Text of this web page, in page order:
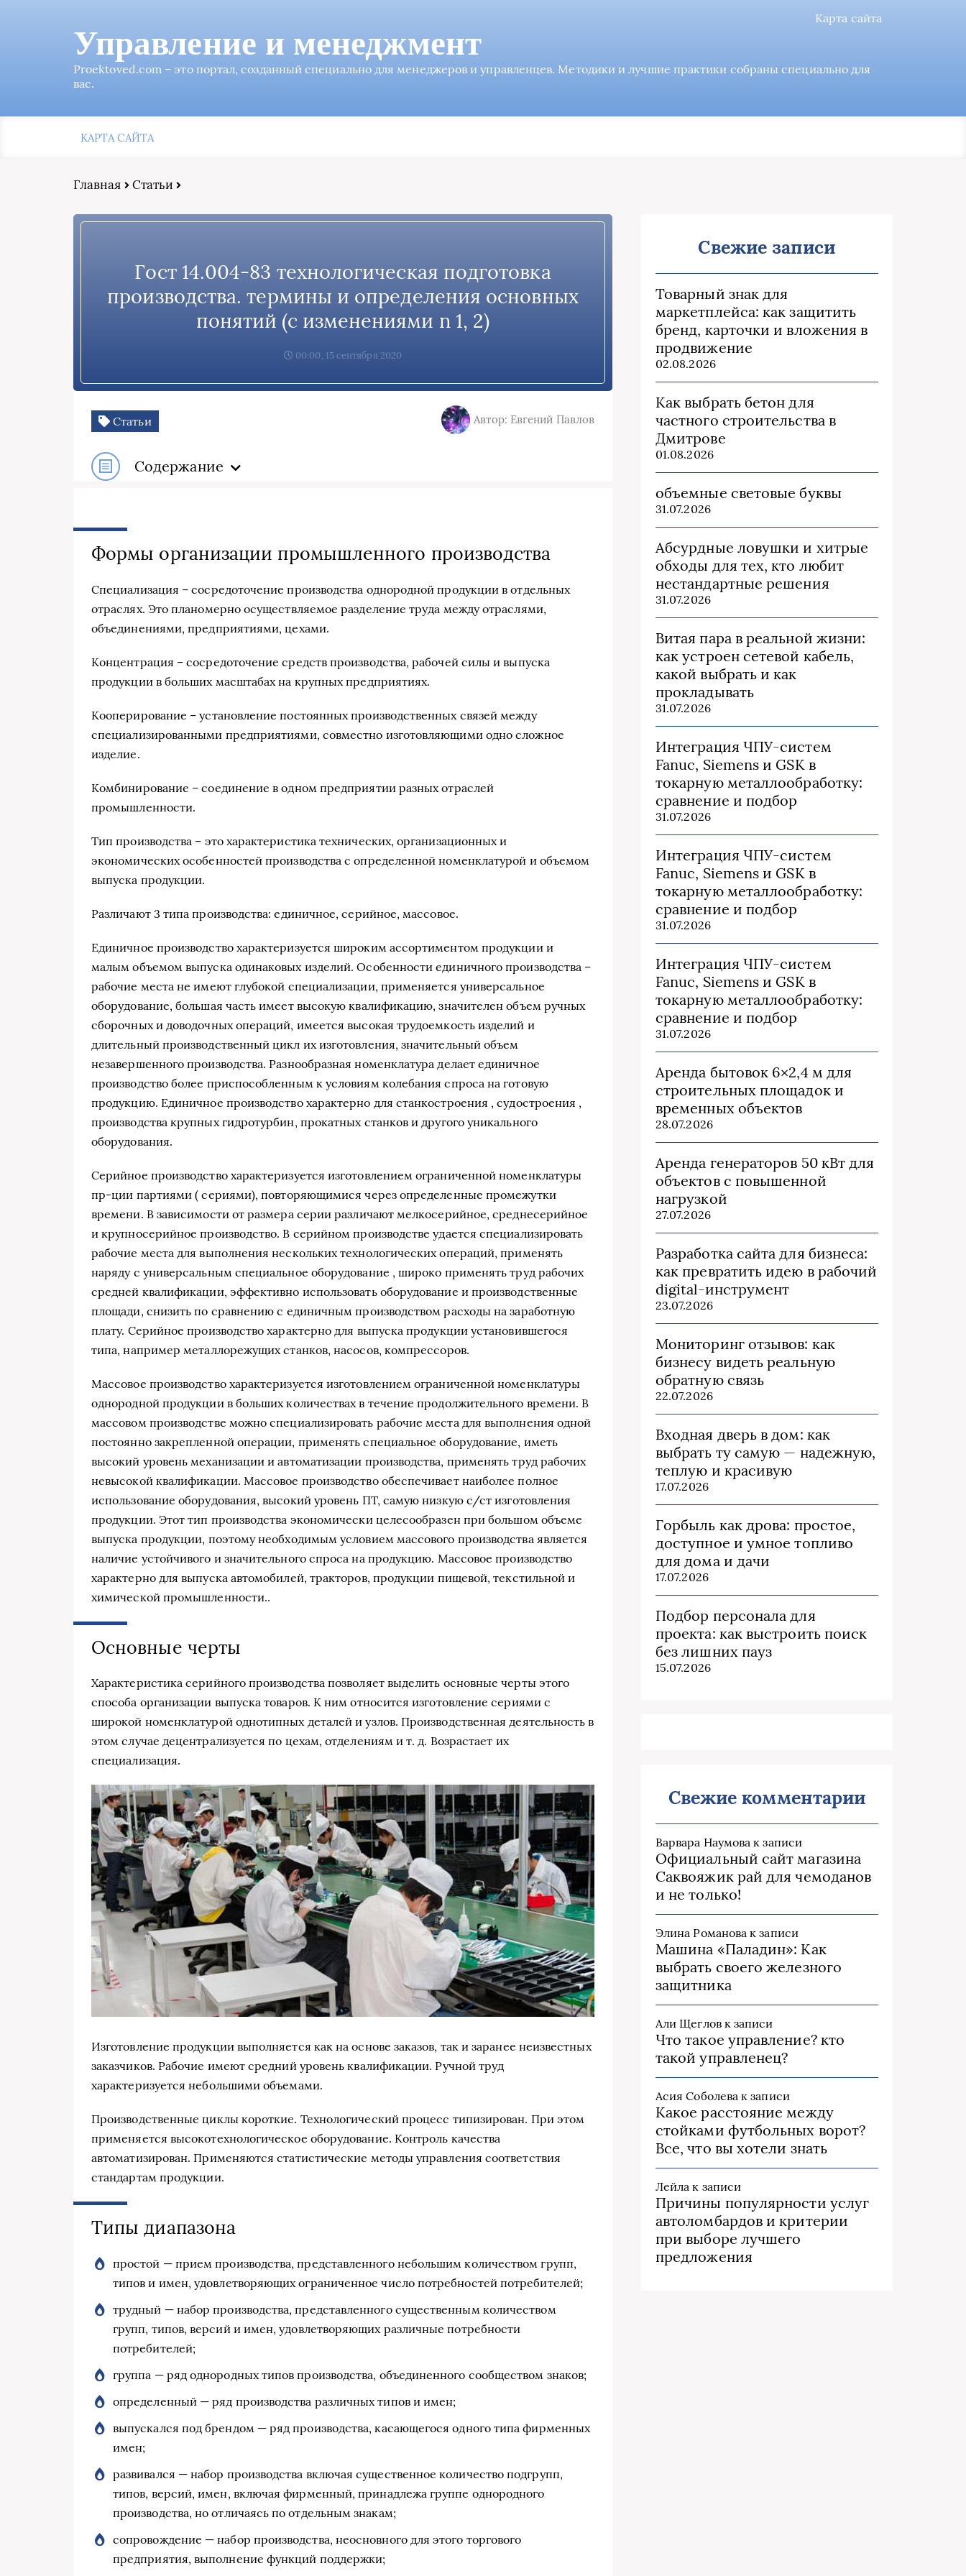
Карта сайта
Управление и менеджмент
Proektoved.com – это портал, созданный специально для менеджеров и управленцев. Методики и лучшие практики собраны специально для
вас.
КАРТА САЙТА
Главная Статьи
Гост 14.004-83 технологическая подготовка
производства. термины и определения основных
понятий (с изменениями n 1, 2)
00:00, 15 сентября 2020
Статьи Автор: Евгений Павлов
Содержание
Формы организации промышленного производства
Специализация – сосредоточение производства однородной продукции в отдельных
отраслях. Это планомерно осуществляемое разделение труда между отраслями,
объединениями, предприятиями, цехами.
Концентрация – сосредоточение средств производства, рабочей силы и выпуска
продукции в больших масштабах на крупных предприятиях.
Кооперирование – установление постоянных производственных связей между
специализированными предприятиями, совместно изготовляющими одно сложное
изделие.
Комбинирование – соединение в одном предприятии разных отраслей
промышленности.
Тип производства – это характеристика технических, организационных и
экономических особенностей производства с определенной номенклатурой и объемом
выпуска продукции.
Различают 3 типа производства: единичное, серийное, массовое.
Единичное производство характеризуется широким ассортиментом продукции и
малым объемом выпуска одинаковых изделий. Особенности единичного производства –
рабочие места не имеют глубокой специализации, применяется универсальное
оборудование, большая часть имеет высокую квалификацию, значителен объем ручных
сборочных и доводочных операций, имеется высокая трудоемкость изделий и
длительный производственный цикл их изготовления, значительный объем
незавершенного производства. Разнообразная номенклатура делает единичное
производство более приспособленным к условиям колебания спроса на готовую
продукцию. Единичное производство характерно для станкостроения , судостроения ,
производства крупных гидротурбин, прокатных станков и другого уникального
оборудования.
Серийное производство характеризуется изготовлением ограниченной номенклатуры
пр-ции партиями ( сериями), повторяющимися через определенные промежутки
времени. В зависимости от размера серии различают мелкосерийное, среднесерийное
и крупносерийное производство. В серийном производстве удается специализировать
рабочие места для выполнения нескольких технологических операций, применять
наряду с универсальным специальное оборудование , широко применять труд рабочих
средней квалификации, эффективно использовать оборудование и производственные
площади, снизить по сравнению с единичным производством расходы на заработную
плату. Серийное производство характерно для выпуска продукции установившегося
типа, например металлорежущих станков, насосов, компрессоров.
Массовое производство характеризуется изготовлением ограниченной номенклатуры
однородной продукции в больших количествах в течение продолжительного времени. В
массовом производстве можно специализировать рабочие места для выполнения одной
постоянно закрепленной операции, применять специальное оборудование, иметь
высокий уровень механизации и автоматизации производства, применять труд рабочих
невысокой квалификации. Массовое производство обеспечивает наиболее полное
использование оборудования, высокий уровень ПТ, самую низкую с/ст изготовления
продукции. Этот тип производства экономически целесообразен при большом объеме
выпуска продукции, поэтому необходимым условием массового производства является
наличие устойчивого и значительного спроса на продукцию. Массовое производство
характерно для выпуска автомобилей, тракторов, продукции пищевой, текстильной и
химической промышленности..
Основные черты
Характеристика серийного производства позволяет выделить основные черты этого
способа организации выпуска товаров. К ним относится изготовление сериями с
широкой номенклатурой однотипных деталей и узлов. Производственная деятельность в
этом случае децентрализуется по цехам, отделениям и т. д. Возрастает их
специализация.
Изготовление продукции выполняется как на основе заказов, так и заранее неизвестных
заказчиков. Рабочие имеют средний уровень квалификации. Ручной труд
характеризуется небольшими объемами.
Производственные циклы короткие. Технологический процесс типизирован. При этом
применяется высокотехнологическое оборудование. Контроль качества
автоматизирован. Применяются статистические методы управления соответствия
стандартам продукции.
Типы диапазона
простой — прием производства, представленного небольшим количеством групп,
типов и имен, удовлетворяющих ограниченное число потребностей потребителей;
трудный — набор производства, представленного существенным количеством
групп, типов, версий и имен, удовлетворяющих различные потребности
потребителей;
группа — ряд однородных типов производства, объединенного сообществом знаков;
определенный — ряд производства различных типов и имен;
выпускался под брендом — ряд производства, касающегося одного типа фирменных
имен;
развивался — набор производства включая существенное количество подгрупп,
типов, версий, имен, включая фирменный, принадлежа группе однородного
производства, но отличаясь по отдельным знакам;
сопровождение — набор производства, неосновного для этого торгового
предприятия, выполнение функций поддержки;
Свежие записи
Товарный знак для
маркетплейса: как защитить
бренд, карточки и вложения в
продвижение
02.08.2026
Как выбрать бетон для
частного строительства в
Дмитрове
01.08.2026
объемные световые буквы
31.07.2026
Абсурдные ловушки и хитрые
обходы для тех, кто любит
нестандартные решения
31.07.2026
Витая пара в реальной жизни:
как устроен сетевой кабель,
какой выбрать и как
прокладывать
31.07.2026
Интеграция ЧПУ-систем
Fanuc, Siemens и GSK в
токарную металлообработку:
сравнение и подбор
31.07.2026
Интеграция ЧПУ-систем
Fanuc, Siemens и GSK в
токарную металлообработку:
сравнение и подбор
31.07.2026
Интеграция ЧПУ-систем
Fanuc, Siemens и GSK в
токарную металлообработку:
сравнение и подбор
31.07.2026
Аренда бытовок 6×2,4 м для
строительных площадок и
временных объектов
28.07.2026
Аренда генераторов 50 кВт для
объектов с повышенной
нагрузкой
27.07.2026
Разработка сайта для бизнеса:
как превратить идею в рабочий
digital-инструмент
23.07.2026
Мониторинг отзывов: как
бизнесу видеть реальную
обратную связь
22.07.2026
Входная дверь в дом: как
выбрать ту самую — надежную,
теплую и красивую
17.07.2026
Горбыль как дрова: простое,
доступное и умное топливо
для дома и дачи
17.07.2026
Подбор персонала для
проекта: как выстроить поиск
без лишних пауз
15.07.2026
Свежие комментарии
Варвара Наумова к записи
Официальный сайт магазина
Саквояжик рай для чемоданов
и не только!
Элина Романова к записи
Машина «Паладин»: Как
выбрать своего железного
защитника
Али Щегловк записи
Что такое управление? кто
такой управленец?
Асия Соболева к записи
Какое расстояние между
стойками футбольных ворот?
Все, что вы хотели знать
Лейла к записи
Причины популярности услуг
автоломбардов и критерии
при выборе лучшего
предложения